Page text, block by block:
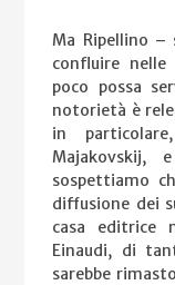
Ma Ripellino –
confluire
poco possa
notorietà è
in
Majakovskij,
sospettiamo
diffusione dei
casa editrice
Einaudi, di
sarebbe